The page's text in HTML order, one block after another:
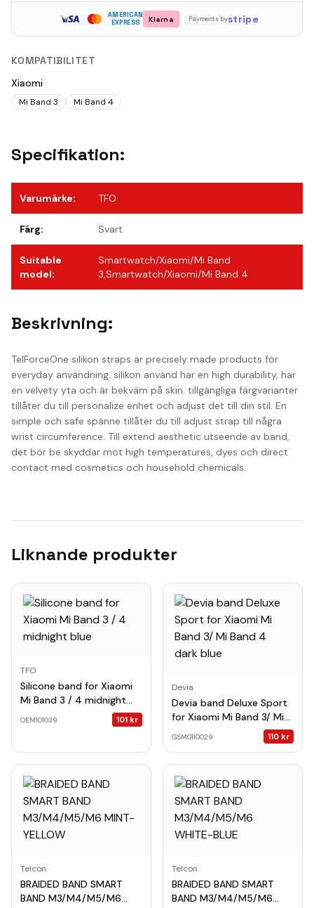
AMERICAN
EXPRESS
Klarna Payments bystripe
KOMPATIBILITET
Xiaomi
Mi Band 3 Mi Band 4
Specifikation:
Varumärke: TFO
Färg: Svart
Suitable
model:
Smartwatch/Xiaomi/Mi Band
3,Smartwatch/Xiaomi/Mi Band 4
Beskrivning:
TelForceOne silikon straps är precisely made products för
everyday användning. silikon använd har en high durability, har
en velvety yta och är bekväm på skin. tillgängliga färgvarianter
tillåter du till personalize enhet och adjust det till din stil. En
simple och safe spänne tillåter du till adjust strap till några
wrist circumference. Till extend aesthetic utseende av band,
det bör be skyddar mot high temperatures, dyes och direct
contact med cosmetics och household chemicals.
Liknande produkter
TFO
Silicone band for Xiaomi
Mi Band 3 / 4 midnight
OEM101039 101 kr
Devia
Devia band Deluxe Sport
for Xiaomi Mi Band 3/ Mi
GSM0110029 110 kr
Telcon
BRAIDED BAND SMART
BAND M3/M4/M5/M6
Telcon
BRAIDED BAND SMART
BAND M3/M4/M5/M6